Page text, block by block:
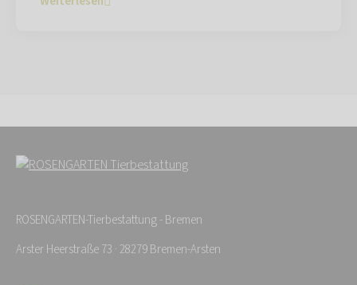
ROSENGARTEN-Tierbestattung - Bremen
Arster Heerstraße 73 · 28279 Bremen-Arsten